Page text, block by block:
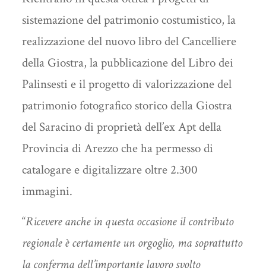
sistemazione del patrimonio costumistico, la
realizzazione del nuovo libro del Cancelliere
della Giostra, la pubblicazione del Libro dei
Palinsesti e il progetto di valorizzazione del
patrimonio fotografico storico della Giostra
del Saracino di proprietà dell’ex Apt della
Provincia di Arezzo che ha permesso di
catalogare e digitalizzare oltre 2.300
immagini.
“Ricevere anche in questa occasione il contributo
regionale è certamente un orgoglio, ma soprattutto
la conferma dell’importante lavoro svolto